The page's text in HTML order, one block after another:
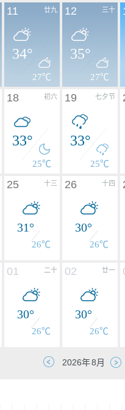
廿九
11
34°
27℃
三十
12
35°
27℃
初六
18
33°
25℃
七夕节
19
33°
25℃
十三
25
31°
26℃
十四
26
30°
26℃
二十
01
30°
26℃
廿一
02
30°
26℃